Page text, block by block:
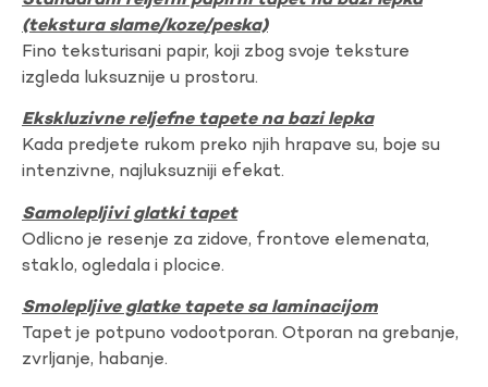
(tekstura slame/koze/peska)
Fino teksturisani papir, koji zbog svoje teksture
izgleda luksuznije u prostoru.
Ekskluzivne reljefne tapete na bazi lepka
Kada predjete rukom preko njih hrapave su, boje su
intenzivne, najluksuzniji efekat.
Samolepljivi glatki tapet
Odlicno je resenje za zidove, frontove elemenata,
staklo, ogledala i plocice.
Smolepljive glatke tapete sa laminacijom
Tapet je potpuno vodootporan. Otporan na grebanje,
zvrljanje, habanje.